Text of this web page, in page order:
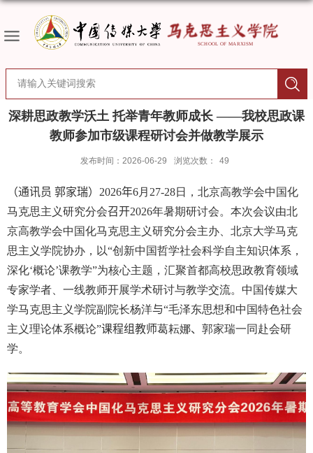
深耕思政教学沃土 托举青年教师成长 ——我校思政课
教师参加市级课程研讨会并做教学展示
发布时间：2026-06-29 浏览次数： 49
（通讯员 郭家瑞） 2026年6月 27-28日，北京高教学会中国化
马克思主义研究分会召开2026年暑期研讨会。本次会议由北
京高教学会中国化马克思主义研究分会主办、北京大学马克
思主义学院协办，以“创新中国哲学社会科学自主知识体系，
深化‘概论’课教学”为核心主题，汇聚首都高校思政教育领域
专家学者、一线教师开展学术研讨与教学交流。中国传媒大
学马克思主义学院副院长杨洋与“毛泽东思想和中国特色社会
主义理论体系概论”课程组教师葛耘娜、 郭家瑞一同赴会研
学。